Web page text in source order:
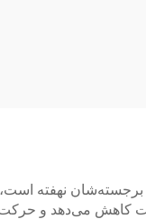
نهفته است،
مدت کاهش می‌دهد و